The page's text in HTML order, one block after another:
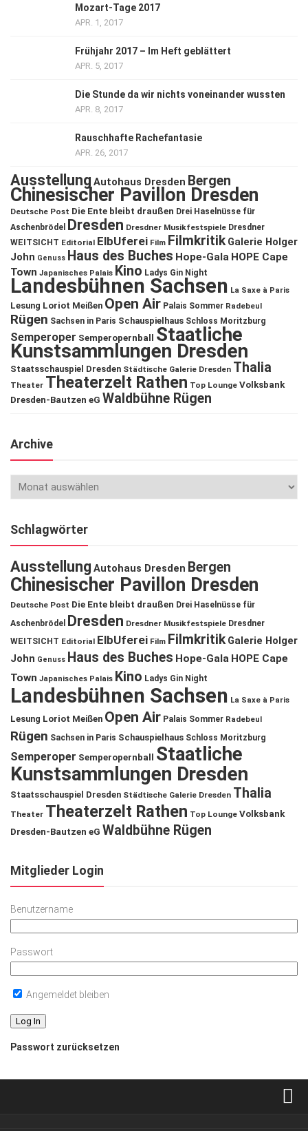
Mozart-Tage 2017
APR. 1, 2017
Frühjahr 2017 – Im Heft geblättert
APR. 5, 2017
Die Stunde da wir nichts voneinander wussten
APR. 8, 2017
Rauschhafte Rachefantasie
APR. 26, 2017
Ausstellung Autohaus Dresden Bergen
Chinesischer Pavillon Dresden
Deutsche Post Die Ente bleibt draußen Drei Haselnüsse für
Aschenbrödel
Dresden Dresdner Musikfestspiele Dresdner
WEITSICHT Editorial ElbUferei Film Filmkritik Galerie Holger
John Genuss Haus des Buches Hope-Gala HOPE Cape
Town Japanisches Palais Kino Ladys Gin Night
Landesbühnen Sachsen La Saxe à Paris
Lesung Loriot Meißen Open Air Palais Sommer Radebeul
Rügen Sachsen in Paris Schauspielhaus Schloss Moritzburg
Semperoper Semperopernball Staatliche
Kunstsammlungen Dresden
Staatsschauspiel Dresden Städtische Galerie Dresden Thalia
Theater Theaterzelt Rathen Top Lounge Volksbank
Dresden-Bautzen eG Waldbühne Rügen
Archive
Schlagwörter
Ausstellung Autohaus Dresden Bergen
Chinesischer Pavillon Dresden
Deutsche Post Die Ente bleibt draußen Drei Haselnüsse für
Aschenbrödel
Dresden Dresdner Musikfestspiele Dresdner
WEITSICHT Editorial ElbUferei Film Filmkritik Galerie Holger
John Genuss Haus des Buches Hope-Gala HOPE Cape
Town Japanisches Palais Kino Ladys Gin Night
Landesbühnen Sachsen La Saxe à Paris
Lesung Loriot Meißen Open Air Palais Sommer Radebeul
Rügen Sachsen in Paris Schauspielhaus Schloss Moritzburg
Semperoper Semperopernball
Staatliche
Kunstsammlungen Dresden
Staatsschauspiel Dresden Städtische Galerie Dresden Thalia
Theater Theaterzelt Rathen Top Lounge Volksbank
Dresden-Bautzen eG Waldbühne Rügen
Mitglieder Login
Benutzername
Passwort
Angemeldet bleiben
Passwort zurücksetzen